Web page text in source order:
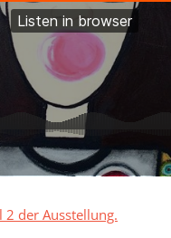
2 der Ausstellung.